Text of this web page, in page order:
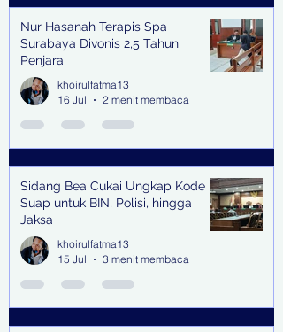
Nur Hasanah Terapis Spa
Surabaya Divonis 2,5 Tahun
Penjara
khoirulfatma13
16 Jul
2 menit membaca
Sidang Bea Cukai Ungkap Kode
Suap untuk BIN, Polisi, hingga
Jaksa
khoirulfatma13
15 Jul
3 menit membaca